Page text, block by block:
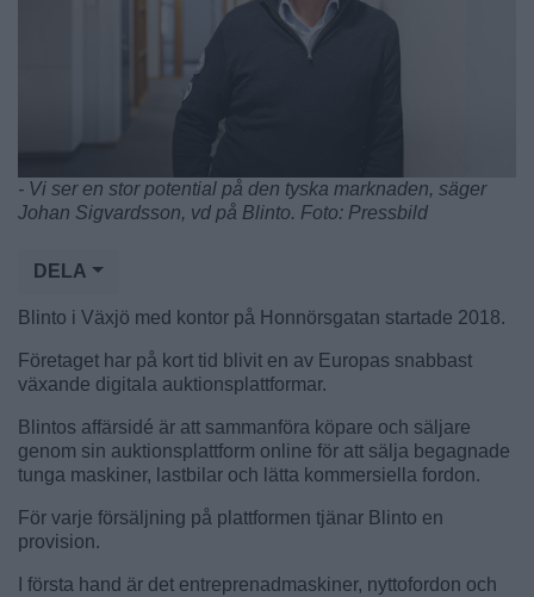
- Vi ser en stor potential på den tyska marknaden, säger
Johan Sigvardsson, vd på Blinto. Foto: Pressbild
DELA
Blinto i Växjö med kontor på Honnörsgatan startade 2018.
Företaget har på kort tid blivit en av Europas snabbast
växande digitala auktionsplattformar.
Blintos affärsidé är att sammanföra köpare och säljare
genom sin auktionsplattform online för att sälja begagnade
tunga maskiner, lastbilar och lätta kommersiella fordon.
För varje försäljning på plattformen tjänar Blinto en
provision.
I första hand är det entreprenadmaskiner, nyttofordon och